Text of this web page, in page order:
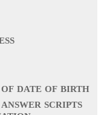
DATE OF BIRTH
SCRIPTS